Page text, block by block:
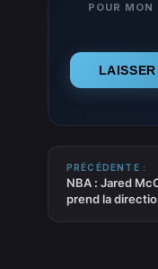
POUR
PRÉCÉDENTE :
NBA : Jared
prend la